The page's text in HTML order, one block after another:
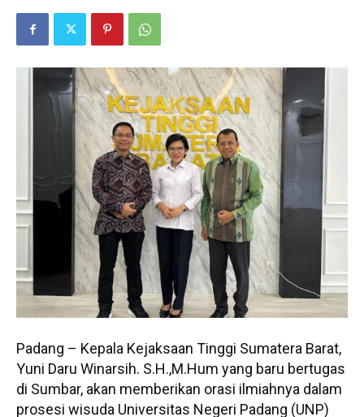
Padang – Kepala Kejaksaan Tinggi Sumatera Barat,
Yuni Daru Winarsih. S.H.,M.Hum yang baru bertugas
di Sumbar, akan memberikan orasi ilmiahnya dalam
prosesi wisuda Universitas Negeri Padang (UNP)